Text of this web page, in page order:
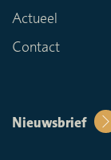
Actueel
Contact
Nieuwsbrief